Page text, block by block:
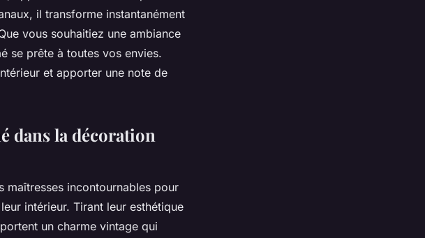
il transforme instantanément
vous souhaitiez une ambiance
se prête à toutes vos envies.
et apporter une note de
dans la décoration
maîtresses incontournables pour
intérieur. Tirant leur esthétique
un charme vintage qui